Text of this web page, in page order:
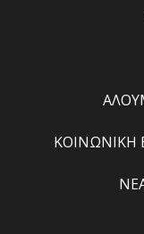
ΚΟΙΝΩΝΙΚΗ